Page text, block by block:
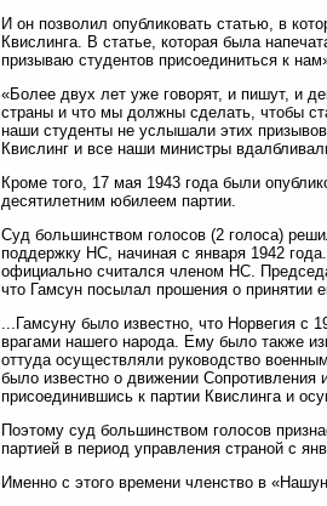
И он позволил опубликовать статью, в
Квислинга. В статье, которая была
призываю студентов присоединиться к
«Более двух лет уже говорят, и пишут, и
страны и что мы должны сделать, чтобы
наши студенты не услышали этих
Квислинг и все наши министры
Кроме того, 17 мая 1943 года были
десятилетним юбилеем партии.
Суд большинством голосов (2 голоса)
поддержку НС, начиная с января 1942
официально считался членом НС.
что Гамсун посылал прошения о принятии
...Гамсуну было известно, что Норвегия с
врагами нашего народа. Ему было также
оттуда осуществляли руководство
было известно о движении Сопротивления
присоединившись к партии Квислинга и
Поэтому суд большинством голосов
партией в период управления страной с
Именно с этого времени членство в